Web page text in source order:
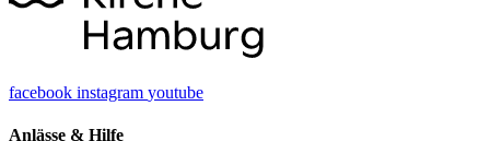
facebook instagram youtube
Anlässe & Hilfe